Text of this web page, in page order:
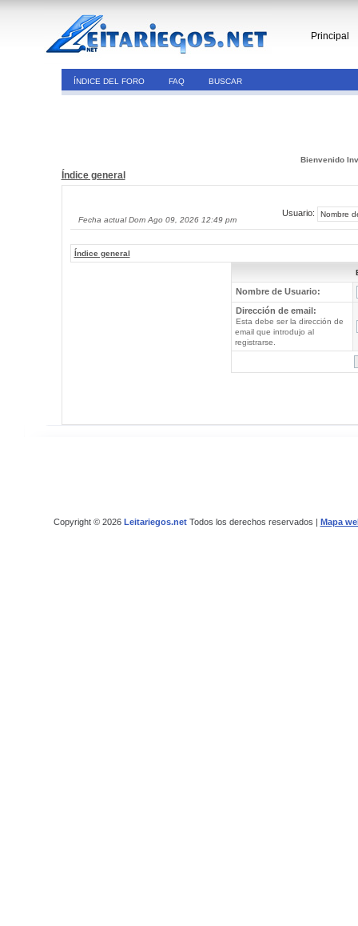
Principal
ÍNDICE DEL FORO FAQ BUSCAR
Bienvenido
Índice general
Fecha actual Dom Ago 09, 2026 12:49 pm
Usuario:
Índice general
Nombre de Usuario:
Dirección de email:
Esta debe ser la dirección de
email que introdujo al
registrarse.
Copyright © 2026 Leitariegos.netTodos los derechos reservados | Mapa